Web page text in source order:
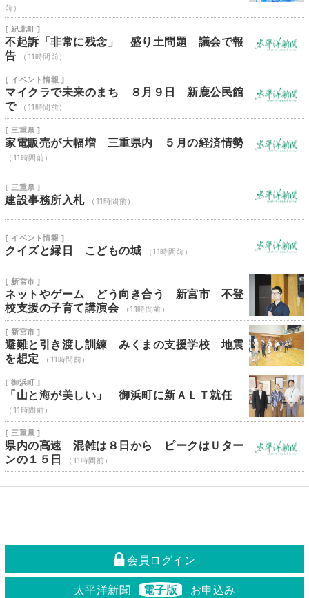
前）
[ 紀北町 ]
不起訴「非常に残念」 盛り土問題 議会で報
告
（11時間前）
[ イベント情報 ]
マイクラで未来のまち ８月９日 新鹿公民館
で
（11時間前）
[ 三重県 ]
家電販売が大幅増 三重県内 ５月の経済情勢
（11時間前）
[ 三重県 ]
建設事務所入札 （11時間前）
[ イベント情報 ]
クイズと縁日 こどもの城 （11時間前）
[ 新宮市 ]
ネットやゲーム どう向き合う 新宮市 不登
校支援の子育て講演会
（11時間前）
[ 新宮市 ]
避難と引き渡し訓練 みくまの支援学校 地震
を想定
（11時間前）
[ 御浜町 ]
「山と海が美しい」 御浜町に新ＡＬＴ就任
（11時間前）
[ 三重県 ]
県内の高速 混雑は８日から ピークはＵター
ンの１５日
（11時間前）
会員ログイン
太平洋新聞 電子版
お申込み